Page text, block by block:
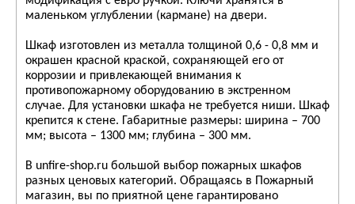
маленьком углублении (кармане) на двери.
Шкаф изготовлен из металла толщиной 0,6 - 0,8 мм и
окрашен красной краской, сохраняющей его от
коррозии и привлекающей внимания к
противопожарному оборудованию в экстренном
случае. Для установки шкафа не требуется ниши. Шкаф
крепится к стене. Габаритные размеры: ширина – 700
мм; высота – 1300 мм; глубина – 300 мм.
В unfire-shop.ru большой выбор пожарных шкафов
разных ценовых категорий. Обращаясь в Пожарный
магазин, вы по приятной цене гарантировано